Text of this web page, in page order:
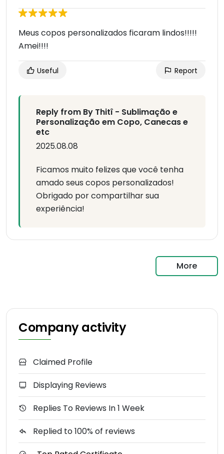
Meus copos personalizados ficaram lindos!!!!!
Amei!!!!
Useful Report
Reply from By Thitî - Sublimação e
Personalização em Copo, Canecas e
etc
2025.08.08
Ficamos muito felizes que você tenha
amado seus copos personalizados!
Obrigado por compartilhar sua
experiência!
More
Company activity
Claimed Profile
Displaying Reviews
Replies To Reviews In 1 Week
Replied to 100% of reviews